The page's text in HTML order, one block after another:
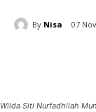
By Nisa 07
Wilda Siti Nurfadhilah